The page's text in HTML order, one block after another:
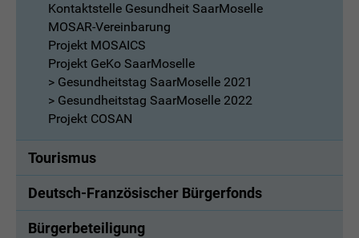
Kontaktstelle Gesundheit SaarMoselle
MOSAR-Vereinbarung
Projekt MOSAICS
Projekt GeKo SaarMoselle
> Gesundheitstag SaarMoselle 2021
> Gesundheitstag SaarMoselle 2022
Projekt COSAN
Tourismus
Deutsch-Französischer Bürgerfonds
Bürgerbeteiligung